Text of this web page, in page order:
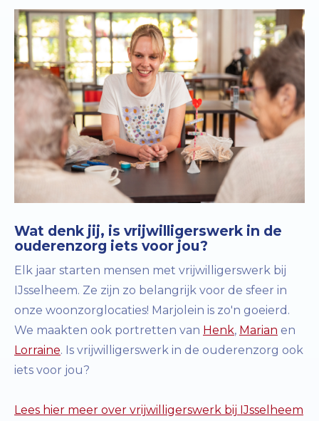
Wat denk jij, is vrijwilligerswerk in de
ouderenzorg iets voor jou?
Elk jaar starten mensen met vrijwilligerswerk bij
IJsselheem. Ze zijn zo belangrijk voor de sfeer in
onze woonzorglocaties! Marjolein is zo'n goeierd.
We maakten ook portretten van Henk, Marian en
Lorraine. Is vrijwilligerswerk in de ouderenzorg ook
iets voor jou?
Lees hier meer over vrijwilligerswerk bij IJsselheem